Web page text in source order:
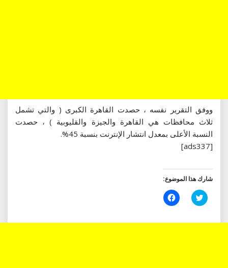
ووفق التقرير نفسه ، حصدت القاهرة الكبرى ( والتي تشمل
ثلاث محافظات هي القاهرة والجيزة والقليوبية ) ، حصدت
النسبة الأعلى بمعدل انتشار الإنترنت بنسبة 45%.
[ads337]
شارك هذا الموضوع:
اضغط
للمشاركة
(فتح
انقر
للمشاركة
(فتح